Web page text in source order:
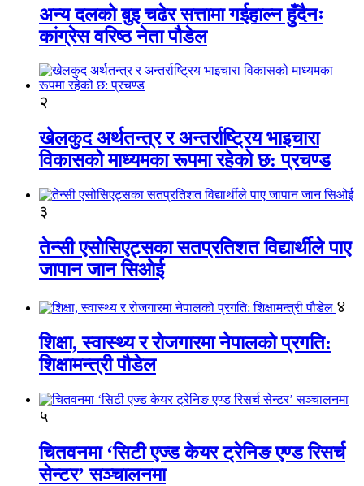
अन्य दलको बुइ चढेर सत्तामा गईहाल्न हुँदैनः
कांग्रेस वरिष्ठ नेता पौडेल
२
खेलकुद अर्थतन्त्र र अन्तर्राष्ट्रिय भाइचारा
विकासको माध्यमका रूपमा रहेको छ: प्रचण्ड
३
तेन्सी एसोसिएट्सका सतप्रतिशत विद्यार्थीले पाए
जापान जान सिओई
४
शिक्षा, स्वास्थ्य र रोजगारमा नेपालको प्रगति:
शिक्षामन्त्री पौडेल
५
चितवनमा ‘सिटी एज्ड केयर ट्रेनिङ एण्ड रिसर्च
सेन्टर’ सञ्चालनमा